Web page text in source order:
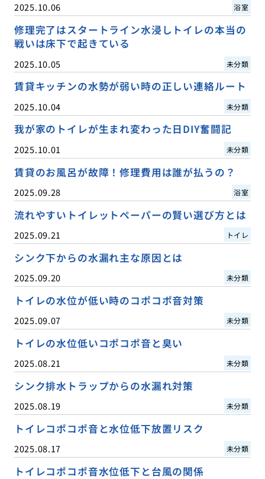
2025.10.06 浴室
修理完了はスタートライン水浸しトイレの本当の
戦いは床下で起きている
2025.10.05 未分類
賃貸キッチンの水勢が弱い時の正しい連絡ルート
2025.10.04 未分類
我が家のトイレが生まれ変わった日DIY奮闘記
2025.10.01 未分類
賃貸のお風呂が故障！修理費用は誰が払うの？
2025.09.28 浴室
流れやすいトイレットペーパーの賢い選び方とは
2025.09.21 トイレ
シンク下からの水漏れ主な原因とは
2025.09.20 未分類
トイレの水位が低い時のコポコポ音対策
2025.09.07 未分類
トイレの水位低いコポコポ音と臭い
2025.08.21 未分類
シンク排水トラップからの水漏れ対策
2025.08.19 未分類
トイレコポコポ音と水位低下放置リスク
2025.08.17 未分類
トイレコポコポ音水位低下と台風の関係